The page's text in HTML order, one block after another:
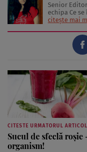
Senior
echipa Ce
decembrie 2023. Articolele sale cuprind
citește mai
CITESTE URMATORUL
Sucul de sfeclă
organism!